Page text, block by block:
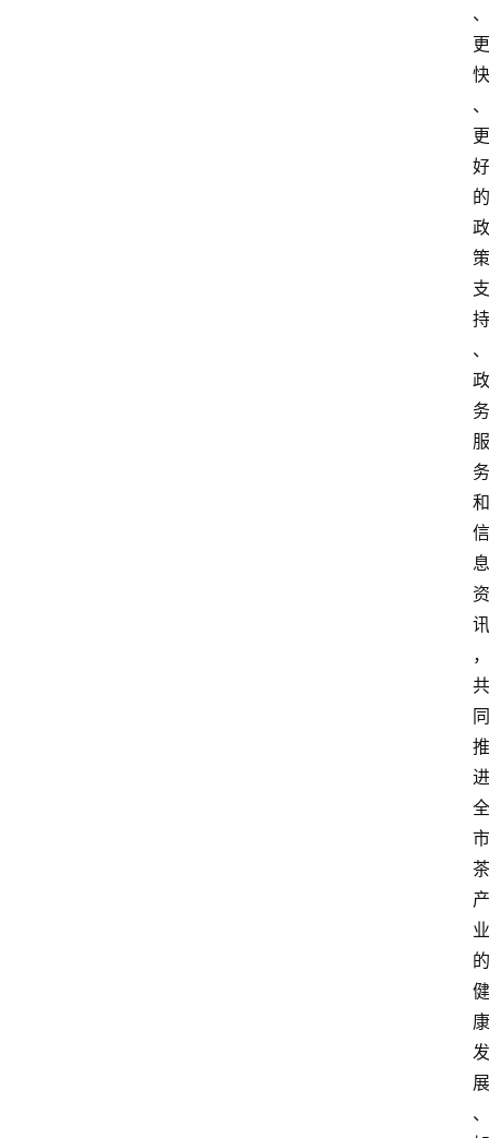
、
更
快
、
更
好
的
政
策
支
持
、
政
务
服
务
和
信
息
资
讯
，
共
同
推
进
全
市
茶
产
业
的
健
康
发
展
、